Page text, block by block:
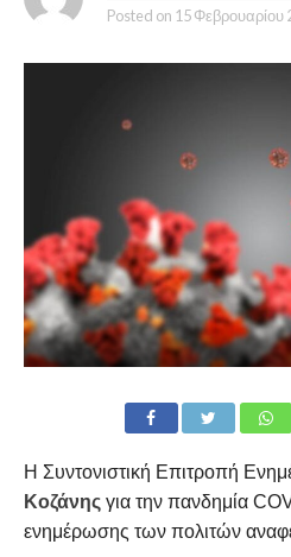
Posted on 15 Φεβρουαρίου
Η Συντονιστική Επιτροπή
Κοζάνηςγια την πανδημία
ενημέρωσης των πολιτών